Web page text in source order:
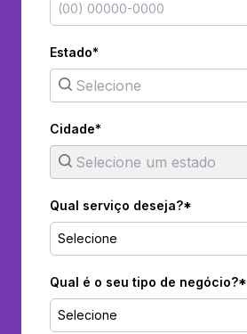
Estado*
Cidade*
Qual serviço deseja?*
Selecione
Qual é o seu tipo de negócio?*
Selecione